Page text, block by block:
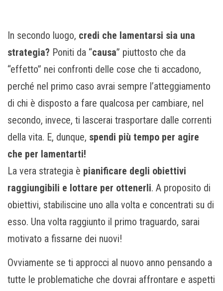
In secondo luogo, credi che lamentarsi sia una
strategia? Poniti da “causa” piuttosto che da
“effetto” nei confronti delle cose che ti accadono,
perché nel primo caso avrai sempre l’atteggiamento
di chi è disposto a fare qualcosa per cambiare, nel
secondo, invece, ti lascerai trasportare dalle correnti
della vita. E, dunque, spendi più tempo per agire
che per lamentarti!
La vera strategia è pianificare degli obiettivi
raggiungibili e lottare per ottenerli. A proposito di
obiettivi, stabiliscine uno alla volta e concentrati su di
esso. Una volta raggiunto il primo traguardo, sarai
motivato a fissarne dei nuovi!
Ovviamente se ti approcci al nuovo anno pensando a
tutte le problematiche che dovrai affrontare e aspetti